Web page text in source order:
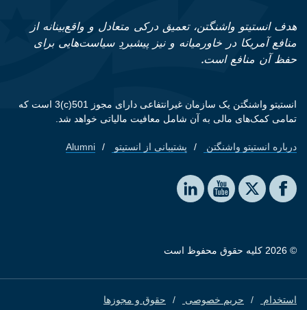
هدف انستیتو واشنگتن، تعمیق درکی متعادل و واقع‌بینانه از
منافع آمریکا در خاورمیانه و نیز پیشبردِ سیاست‌هایی برای
حفظ آن منافع است.
انستیتو واشنگتن یک سازمان غیرانتفاعی دارای مجوز 501(c)3 است که
تمامی کمک‌های مالی به آن شامل معافیت مالیاتی خواهد شد.
Footer quick links
درباره انستیتو واشنگتن پشتیبانی از انستیتو Alumni
Social media
The Washington Institute on Facebook
The Washington Institute on X
The Washington Institute on YouTube
The Washington Institute on LinkedIn
© 2026 کلیه حقوق محفوظ است
Footer
استخدام حریم خصوصی حقوق و مجوزها